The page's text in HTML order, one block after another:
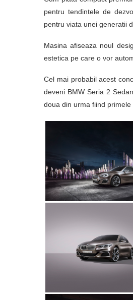
pentru tendintele de
pentru viata unei generatii
Masina afiseaza noul
estetica pe care o vor
Cel mai probabil acest
deveni BMW Seria 2
doua din urma fiind